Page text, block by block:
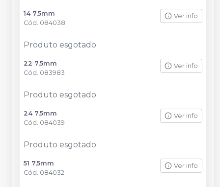
14 7,5mm
Cód. 084038
Ver info
Produto esgotado
22 7,5mm
Cód. 083983
Ver info
Produto esgotado
24 7,5mm
Cód. 084039
Ver info
Produto esgotado
51 7,5mm
Cód. 084032
Ver info